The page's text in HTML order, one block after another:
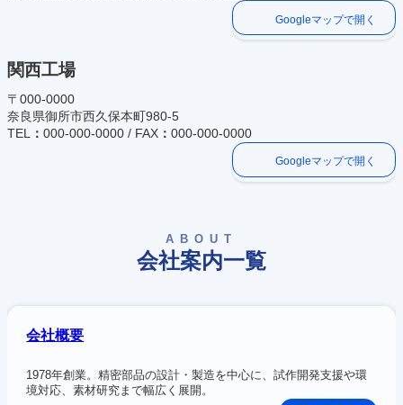
Googleマップで開く
関西工場
〒000-0000
奈良県御所市西久保本町980-5
TEL
： 000-000-0000 / FAX ： 000-000-0000
Googleマップで開く
ABOUT
会社案内一覧
会社概要
1978年創業。精密部品の設計・製造を中心に、試作開発支援や環
境対応、素材研究まで幅広く展開。